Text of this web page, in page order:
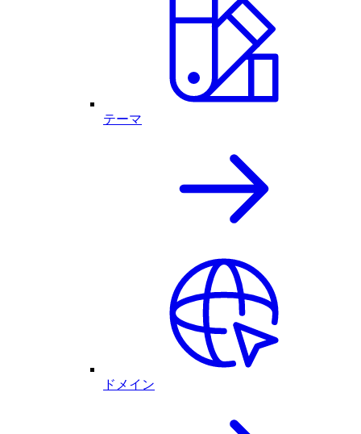
テーマ
ドメイン